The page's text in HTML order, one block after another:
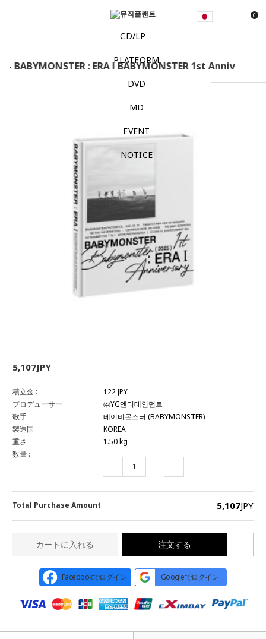
0
CD/LP
PLATFORM
DVD
MD
EVENT
NOTICE
BABYMONSTER : ERA l BABYMONSTER 1st
5,107JPY
積立金 :
122 JPY
プロデューサー
㈜YG엔터테인먼트
歌手
베이비몬스터 (BABYMONSTER)
製造国
KOREA
重さ
1.50 kg
数量 :
Total Purchase Amount 5,107JPY
カートに入れる 注文する
Facebookでログイン Googleでログイン